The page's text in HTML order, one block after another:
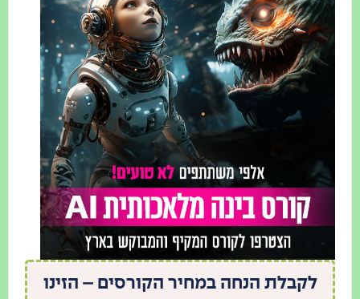
לקבלת הנחה במחיר הקורסים – הזינו